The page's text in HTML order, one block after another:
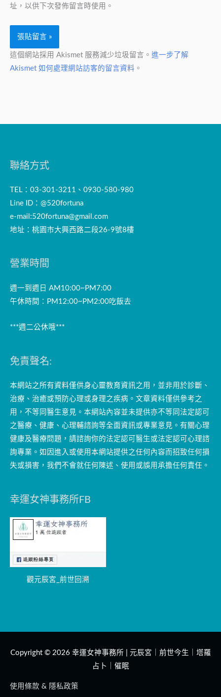
址，以供下次發佈留言時使用。
這個網站採用 Akismet 服務減少垃圾留言。 進一步了解
Akismet 如何處理網站訪客的留言資料 。
聯絡方式
TEL：03-301-3211、0930-580-980
Line ID：@520fortuna
e-mail:520fortuna@gmail.com
地址：桃園市大興西路二段26-9號8樓
營業時間
週一到週日 AM10:00~PM7:00
午休時間：PM12:00~PM2:00吃飯去
***週二公休哦***
免責聲名:
本網站之所有資料僅供身心靈教育資訊之用，並非用於診斷、
治療、治癒或預防心理或身理之疾病。文章資料僅供參考之
用，不等同醫生意見。本網站內容並未提供亦不等同法定認可
之醫療、健康、心理輔諮詢等全面資訊或專業意見。有關心理
健康及醫療問題，請諮詢你的法定認可醫生或法定認可心理諮
詢專業。如因進入或使用本網站提供之任何內容而招致任何損
失或損害，我們不會就任何陳述、使用或誤用承擔任何責任。
幸運女神事務所FB
觀元辰宮_前世回溯
Copyright © 2026 幸運女神事務所 | 元辰宮｜前世今生｜塔羅
占卜｜催眠
使用條款 & 隱私政策